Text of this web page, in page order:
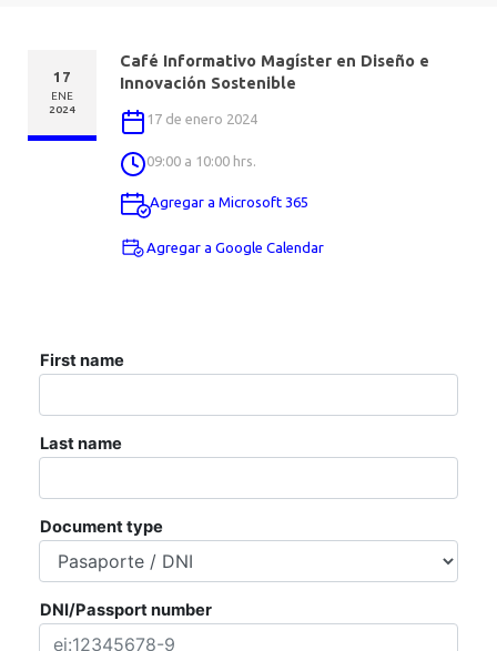
AGENDA
Café Informativo Magíster en Diseño e
Innovación Sostenible
17 de enero 2024
09:00 a 10:00 hrs.
Agregar a Microsoft 365
Agregar a Google Calendar
17
ENE
2024